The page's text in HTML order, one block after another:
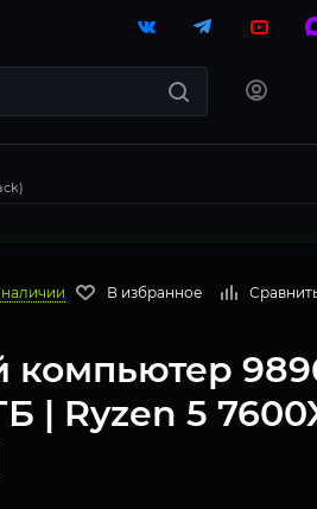
наличии В избранное
компьютер
| Ryzen 5